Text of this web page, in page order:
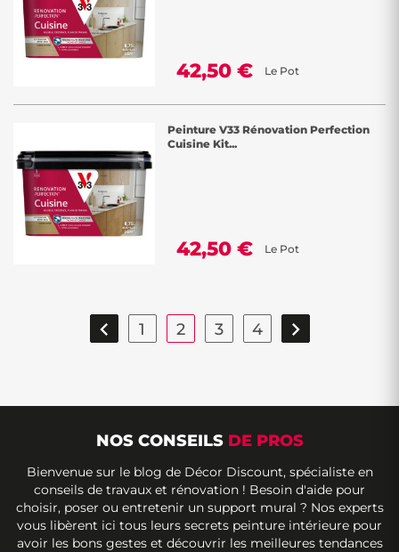
42,50 € Le Pot
Peinture V33 Rénovation Perfection
Cuisine Kit...
42,50 € Le Pot
 1 2 3 4 
NOS CONSEILS DE PROS
Bienvenue sur le blog de Décor Discount, spécialiste en
conseils de travaux et rénovation ! Besoin d'aide pour
choisir, poser ou entretenir un support mural ? Nos experts
vous libèrent ici tous leurs secrets peinture intérieure pour
avoir les bons gestes et découvrir les meilleures tendances